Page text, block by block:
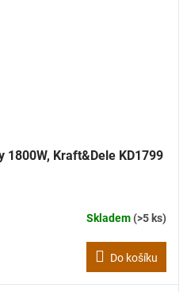
Kraft&Dele KD1799
Skladem(>5 ks)
Do košíku